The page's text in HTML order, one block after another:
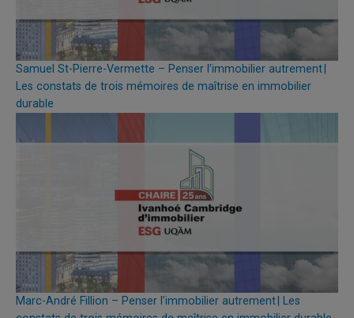
Samuel St-Pierre-Vermette – Penser l’immobilier autrement |
Les constats de trois mémoires de maîtrise en immobilier
durable
Marc-André Fillion – Penser l’immobilier autrement | Les